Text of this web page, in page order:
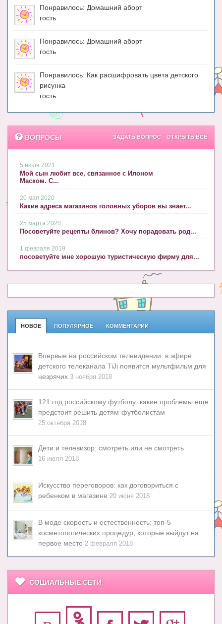
Понравилось: Домашний аборт
гость
Понравилось: Домашний аборт
гость
Понравилось: Как расшифровать цвета детского
рисунка
гость
ВОПРОСЫ ОТКРЫТЬ ВСЕ
ЗАДАТЬ ВОПРОС
5 июля 2021
Мой сын любит все, связанное с Илоном
Маском. С...
20 мая 2020
Какие адреса магазинов головных уборов вы знает...
25 марта 2020
Посоветуйте рецепты блинов? Хочу порадовать род...
1 февраля 2019
посоветуйте мне хорошую туристическую фирму для...
НОВОЕ ПОПУЛЯРНОЕ КОММЕНТАРИИ
Впервые на российском телевидении: в эфире
детского телеканала TiJi появится мультфильм для
незрячих 3 ноября 2018
121 год российскому футболу: какие проблемы еще
предстоит решить детям-футболистам
25 октября 2018
Дети и телевизор: смотреть или не смотреть
16 июля 2018
Искусство переговоров: как договориться с
ребенком в магазине 20 июня 2018
В моде скорость и естественность: топ-5
косметологических процедур, которые выйдут на
первое место 2 февраля 2018
СОЦИАЛЬНЫЕ СЕТИ